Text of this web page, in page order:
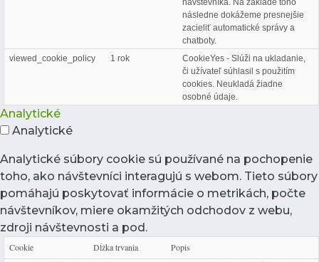
následne dokážeme presnejšie
zacieliť automatické správy a
chatboty.
viewed_cookie_policy
1 rok
CookieYes - Slúži na ukladanie,
či užívateľ súhlasil s použitím
cookies. Neukladá žiadne
osobné údaje.
Analytické
Analytické
Analytické súbory cookie sú používané na pochopenie
toho, ako návštevníci interagujú s webom. Tieto súbory
pomáhajú poskytovať informácie o metrikách, počte
návštevníkov, miere okamžitých odchodov z webu,
zdroji návštevnosti a pod.
Cookie Dĺžka trvania Popis